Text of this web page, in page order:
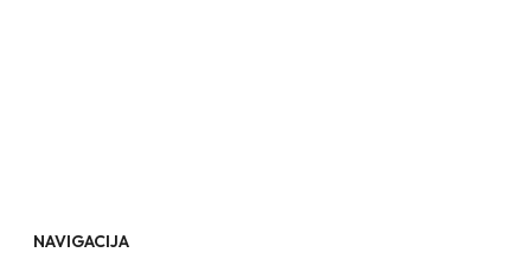
NAVIGACIJA